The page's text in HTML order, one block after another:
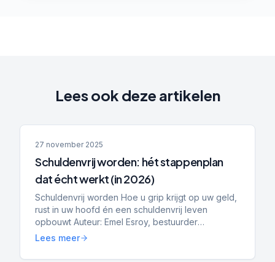
Lees ook deze artikelen
27 november 2025
Schuldenvrij worden: hét stappenplan
dat écht werkt (in 2026)
Schuldenvrij worden Hoe u grip krijgt op uw geld,
rust in uw hoofd én een schuldenvrij leven
opbouwt Auteur: Emel Esroy, bestuurder
Budgetbeheer.nu Schuldenvrij worden lijkt voor
Lees meer